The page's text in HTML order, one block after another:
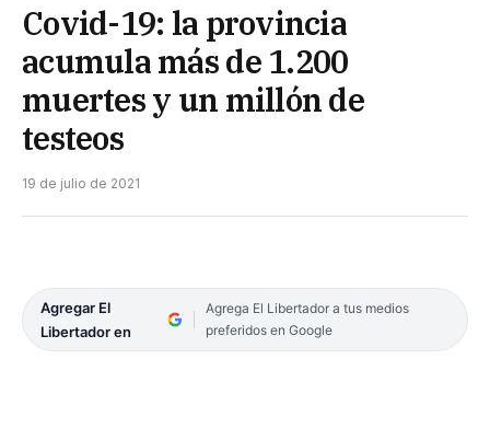
Covid-19: la provincia
acumula más de 1.200
muertes y un millón de
testeos
19 de julio de 2021
Agregar El
Libertador en
Agrega El Libertador a tus medios
preferidos en Google